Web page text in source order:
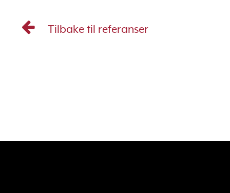
Tilbake til referanser